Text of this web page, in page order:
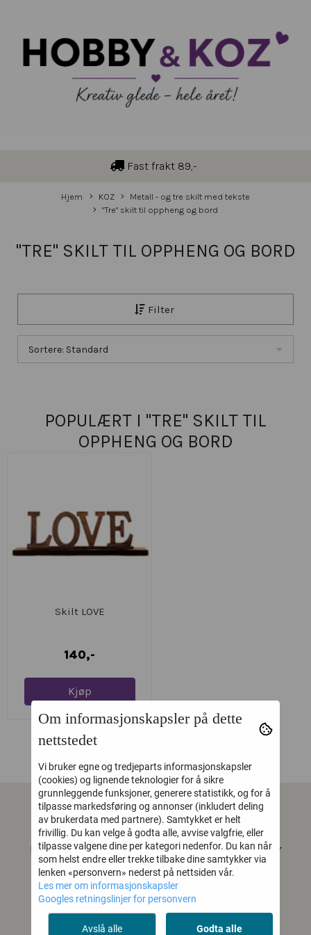
Fast frakt 89,-
Hjem KOZ
Metall - og tre skilt med tekste
"Tre" skilt til oppheng og bord
"TRE" SKILT TIL OPPHENG OG BORD
Filter
Sortere: Standard
POPULÆRT I "TRE" SKILT TIL
OPPHENG OG BORD
Skilt LOVE
140,-
Kjøp
Hobby og koz AS
Hobby og Koz er en lokal hobbybutikk i Stavanger
sentrum som har masse diamond painting, akryl
/ oljemaling og aquarellmaling, perler og masse
forskjellig til å lage
dine egne kreasjoner.
Om informasjonskapsler på dette
nettstedet
Vi bruker egne og tredjeparts informasjonskapsler
(cookies) og lignende teknologier for å sikre
grunnleggende funksjoner, generere statistikk, og for å
tilpasse markedsføring og annonser (inkludert deling
av brukerdata med partnere). Samtykket er helt
frivillig. Du kan velge å godta alle, avvise valgfrie, eller
tilpasse valgene dine per kategori nedenfor. Du kan når
som helst endre eller trekke tilbake dine samtykker via
lenken «personvern» nederst på nettsiden vår.
Les mer om informasjonskapsler
Googles retningslinjer for personvern
Avslå alle Godta alle